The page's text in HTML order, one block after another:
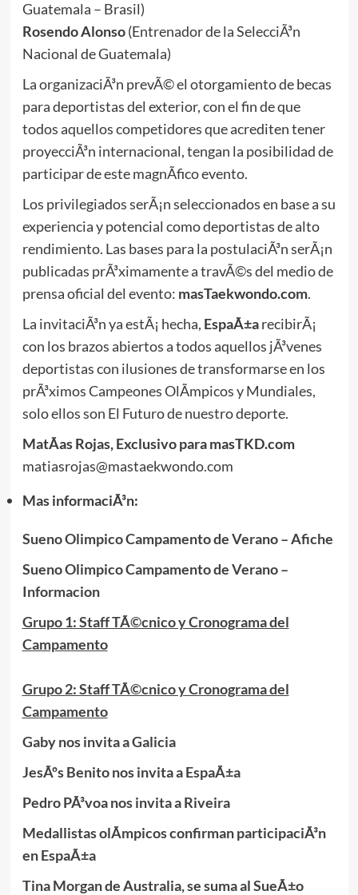
Guatemala – Brasil)
Rosendo Alonso(Entrenador de la SelecciÃ³n
Nacional de Guatemala)
La organizaciÃ³n prevÃ© el otorgamiento de becas
para deportistas del exterior, con el fin de que
todos aquellos competidores que acrediten tener
proyecciÃ³n internacional, tengan la posibilidad de
participar de este magnÃ­fico evento.
Los privilegiados serÃ¡n seleccionados en base a su
experiencia y potencial como deportistas de alto
rendimiento. Las bases para la postulaciÃ³n serÃ¡n
publicadas prÃ³ximamente a travÃ©s del medio de
prensa oficial del evento: masTaekwondo.com.
La invitaciÃ³n ya estÃ¡ hecha, EspaÃ±arecibirÃ¡
con los brazos abiertos a todos aquellos jÃ³venes
deportistas con ilusiones de transformarse en los
prÃ³ximos Campeones OlÃ­mpicos y Mundiales,
solo ellos son El Futuro de nuestro deporte.
MatÃ­as Rojas, Exclusivo para masTKD.com
matiasrojas@mastaekwondo.com
Mas informaciÃ³n:
Sueno Olimpico Campamento de Verano – Afiche
Sueno Olimpico Campamento de Verano –
Informacion
Grupo 1: Staff TÃ©cnico y Cronograma del
Campamento
Grupo 2: Staff TÃ©cnico y Cronograma del
Campamento
Gaby nos invita a Galicia
JesÃºs Benito nos invita a EspaÃ±a
Pedro PÃ³voa nos invita a Riveira
Medallistas olÃ­mpicos confirman participaciÃ³n
en EspaÃ±a
Tina Morgan de Australia, se suma al SueÃ±o